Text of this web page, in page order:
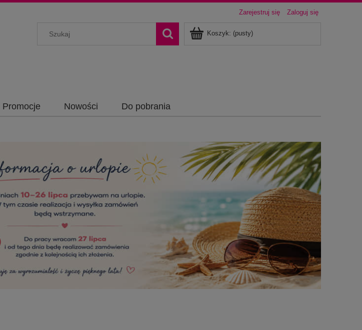
Zarejestruj się Zaloguj się
Koszyk: (pusty)
Promocje Nowości Do pobrania